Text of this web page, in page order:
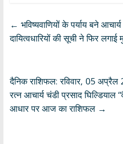
s
A
p
b
o
gr
a
e
← भविष्यवाणियों के पर्याय बने
दायित्वधारियों की सूची ने फिर लगाई
दैनिक राशिफल: रविवार, 05 अप्रैल
रत्न आचार्य चंडी प्रसाद घिल्डियाल
आधार पर आज का राशिफल →